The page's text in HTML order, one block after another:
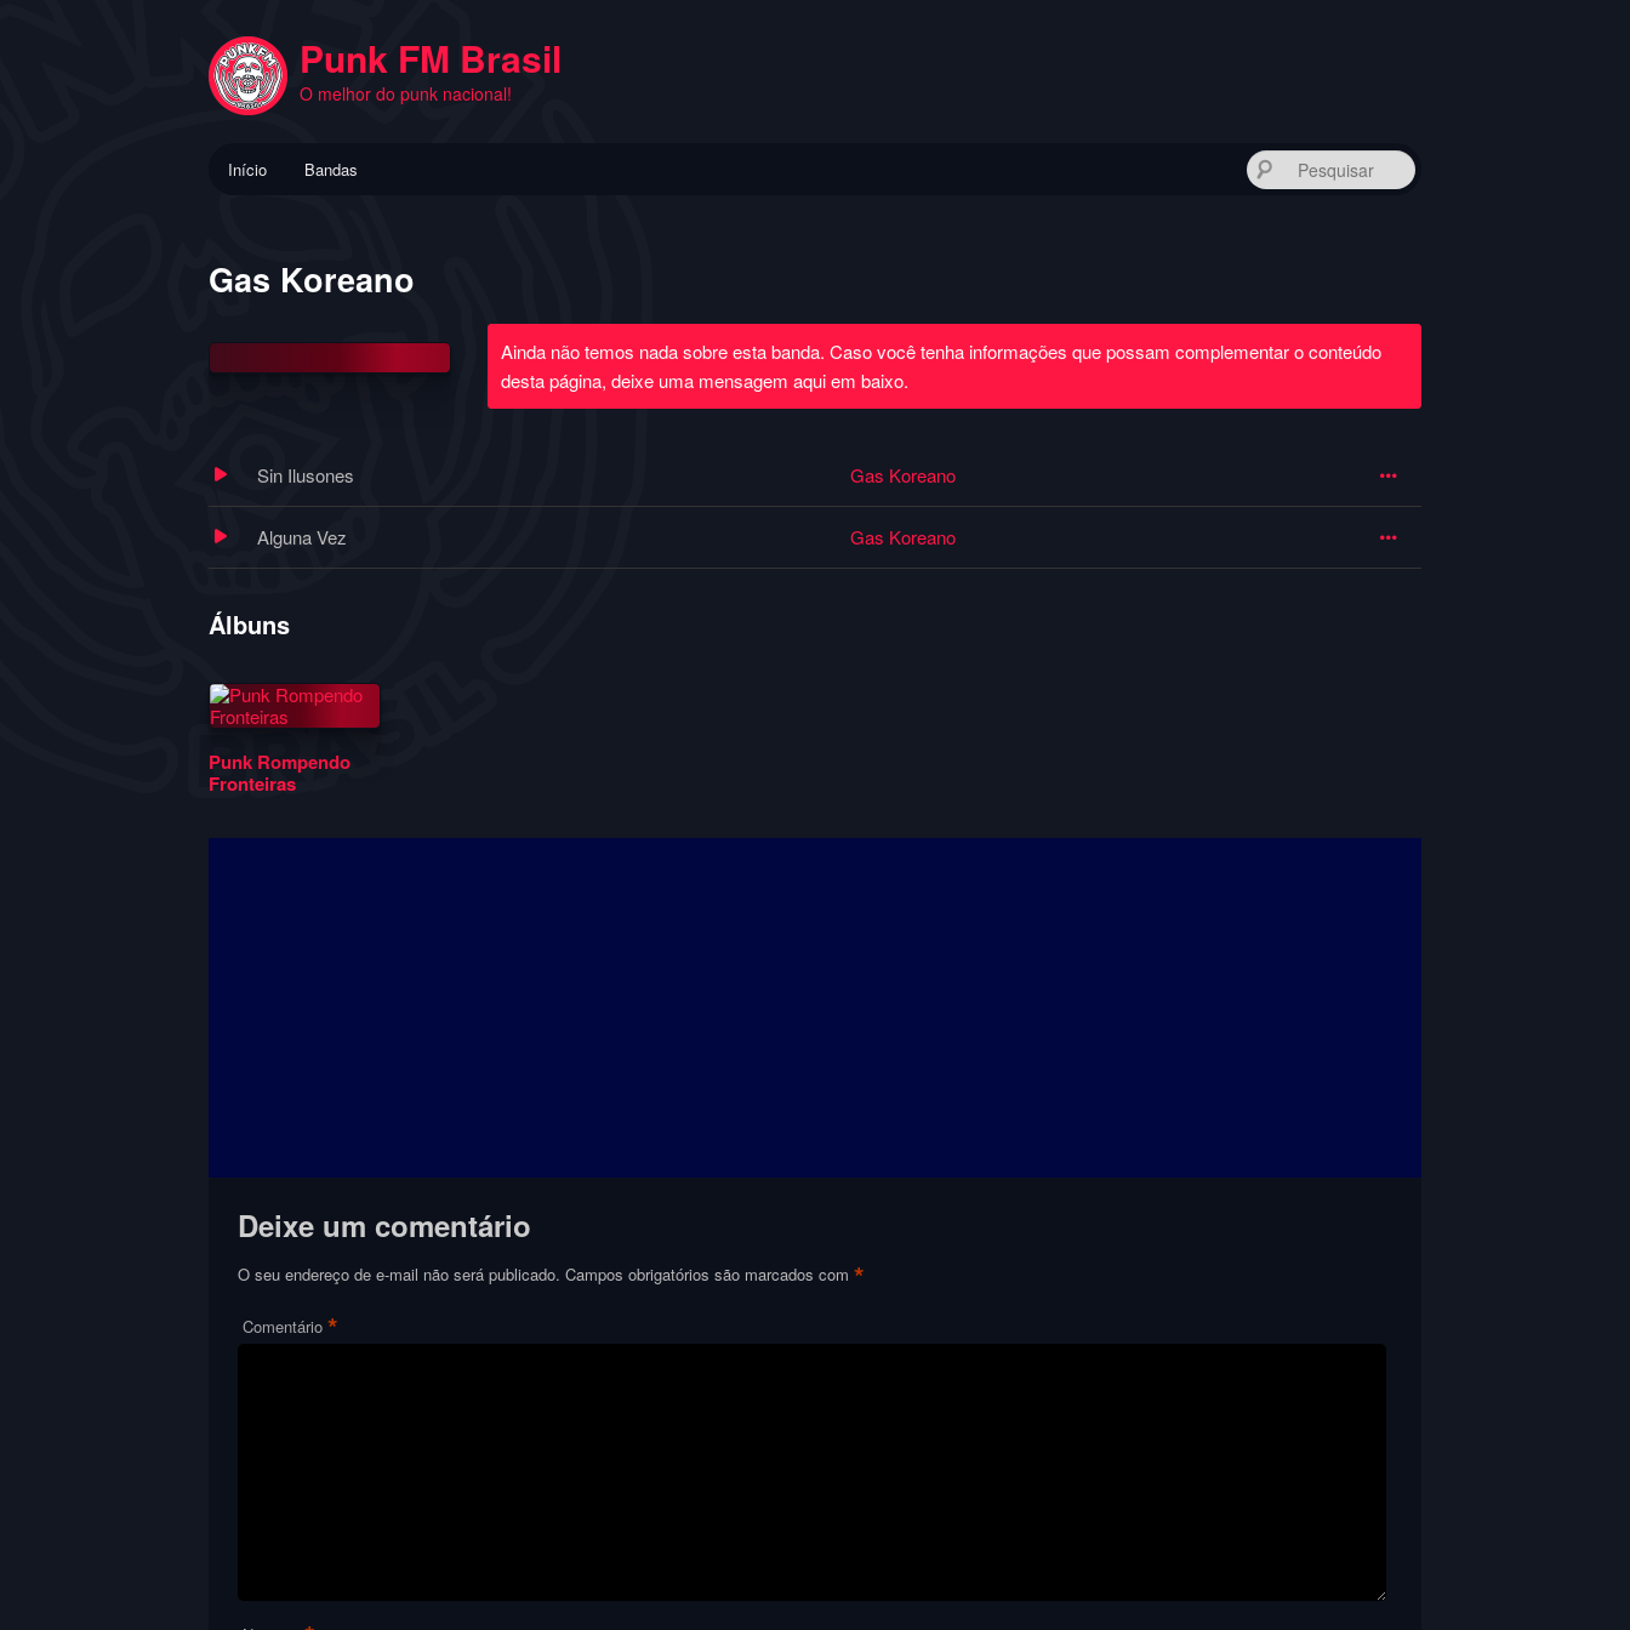
Punk FM Brasil
O melhor do punk nacional!
Início Bandas
Gas Koreano
Ainda não temos nada sobre esta banda. Caso você tenha informações que possam complementar o conteúdo
desta página, deixe uma mensagem aqui em baixo.
Sin Ilusones Gas Koreano
Alguna Vez Gas Koreano
Álbuns
Punk Rompendo
Fronteiras
Deixe um comentário
O seu endereço de e-mail não será publicado. Campos obrigatórios são marcados com*
Comentário *